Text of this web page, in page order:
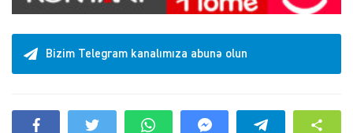
Bizim Telegram kanalımıza abunə olun